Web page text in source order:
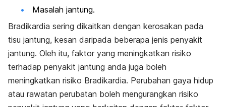
Masalah jantung.
Bradikardia sering dikaitkan dengan kerosakan pada
tisu jantung, kesan daripada beberapa jenis penyakit
jantung. Oleh itu, faktor yang meningkatkan risiko
terhadap penyakit jantung anda juga boleh
meningkatkan risiko Bradikardia. Perubahan gaya hidup
atau rawatan perubatan boleh mengurangkan risiko